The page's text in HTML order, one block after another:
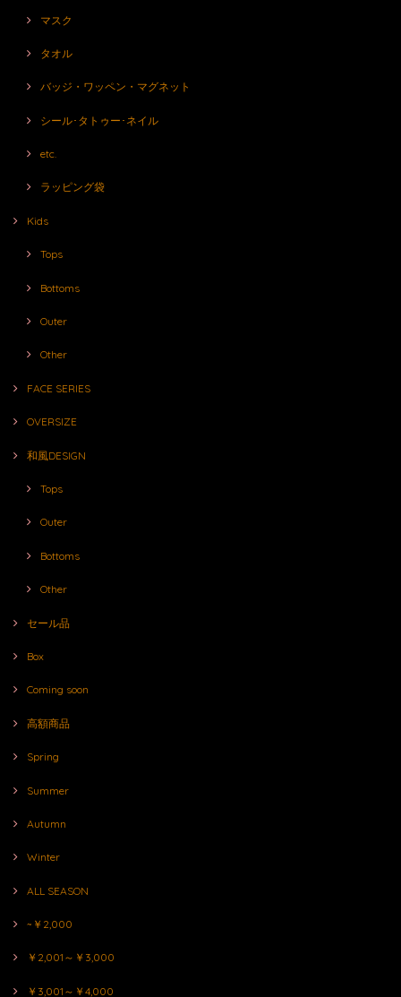
マスク
タオル
バッジ・ワッペン・マグネット
シール･タトゥー･ネイル
etc.
ラッピング袋
Kids
Tops
Bottoms
Outer
Other
FACE SERIES
OVERSIZE
和風DESIGN
Tops
Outer
Bottoms
Other
セール品
Box
Coming soon
高額商品
Spring
Summer
Autumn
Winter
ALL SEASON
~￥2,000
￥2,001～￥3,000
￥3,001～￥4,000